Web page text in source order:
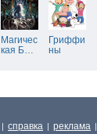
Магичес
кая Б…
Гриффи
ны
| справка | реклама |